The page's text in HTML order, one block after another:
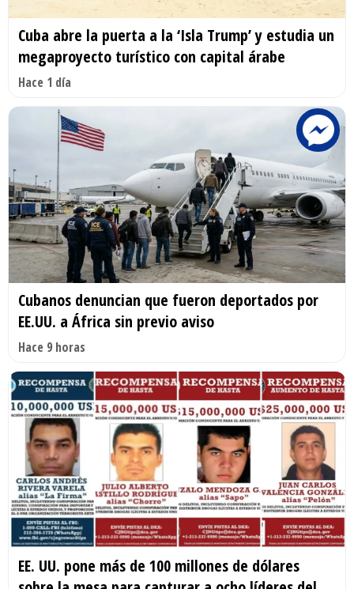
Cuba abre la puerta a la ‘Isla Trump’ y estudia un
megaproyecto turístico con capital árabe
Hace 1 día
Cubanos denuncian que fueron deportados por
EE.UU. a África sin previo aviso
Hace 9 horas
EE. UU. pone más de 100 millones de dólares